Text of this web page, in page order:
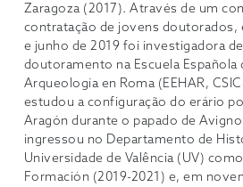
Zaragoza (2017). Através de um
contratação de jovens doutorados,
e junho de 2019 foi investigadora
doutoramento na Escuela Española
Arqueología en Roma (EEHAR,
estudou a configuração do erário
Aragón durante o papado de
ingressou no Departamento de
Universidade de Valência (UV)
Formación (2019-2021) e, em